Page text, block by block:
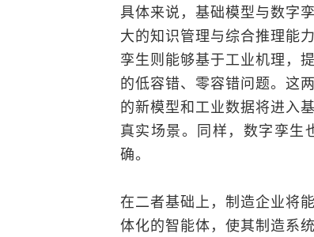
具体来说，基础模型与数字
大的知识管理与综合推理能
孪生则能够基于工业机理，
的低容错、零容错问题。这
的新模型和工业数据将进入
真实场景。同样，数字孪生
确。
在二者基础上，制造企业将
体化的智能体，使其制造系